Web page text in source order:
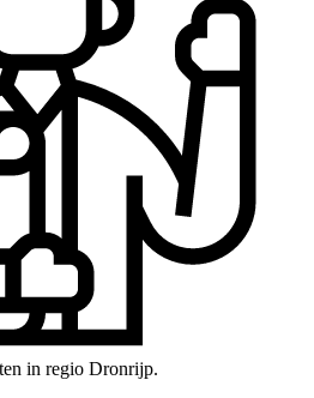
in regio Dronrijp.